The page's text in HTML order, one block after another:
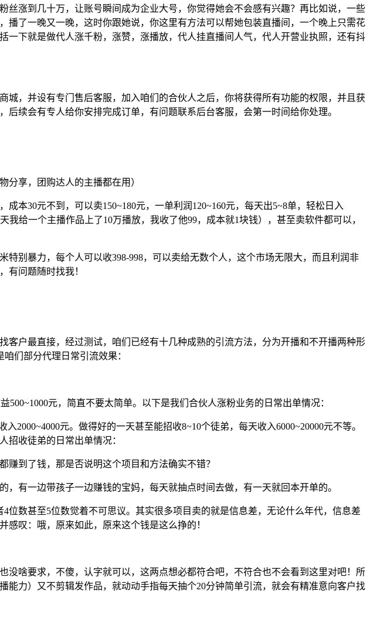
涨到几十万，让账号瞬间成为企业大号，你觉得她会不会感有兴趣？再比如说，一些
了一晚又一晚，这时你跟她说，你这里有方法可以帮她包装直播间，一个晚上只需花
下就是做代人涨千粉，涨赞，涨播放，代人挂直播间人气，代人开营业执照，还有抖
，并设有专门售后客服，加入咱们的合伙人之后，你将获得所有功能的权限，并且获
续会有专人给你安排完成订单，有问题联系后台客服，会第一时间给你处理。
享，团购达人的主播都在用）
本30元不到，可以卖150~180元，一单利润120~160元，每天出5~8单，轻松日入
给一个主播作品上了10万播放，我收了他99，成本就1块钱），甚至卖软件都可以，
别暴力，每个人可以收398-998，可以卖给无数个人，这个市场无限大，而且利润非
有问题随时找我！
户最直接，经过测试，咱们已经有十几种成熟的引流方法，分为开播和不开播两种形
们部分代理日常引流效果：
元，简直不要太简单。以下是我们合伙人涨粉业务的日常出单情况：
元。做得好的一天甚至能招收8~10个徒弟，每天收入6000~20000元不等。
招收徒弟的日常出单情况：
到了钱，那是否说明这个项目和方法确实不错？
有一边带孩子一边赚钱的宝妈，每天就抽点时间去做，有一天就回本开单的。
数甚至5位数觉着不可思议。其实很多项目卖的就是信息差，无论什么年代，信息差
叹：哦，原来如此，原来这个钱是这么挣的！
啥要求，不傻，认字就可以，这两点想必都符合吧，不符合也不会看到这里对吧！所
力）又不剪辑发作品，就动动手指每天抽个20分钟简单引流，就会有精准意向客户找